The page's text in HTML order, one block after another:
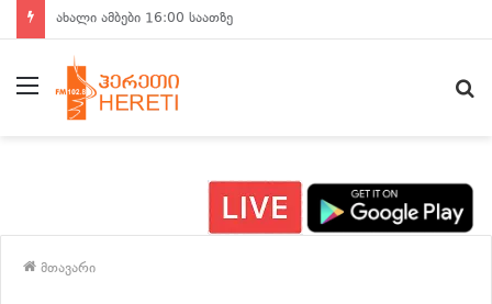
ახალი ამბები 15:00 საათზე
მენიუ
მთავარი